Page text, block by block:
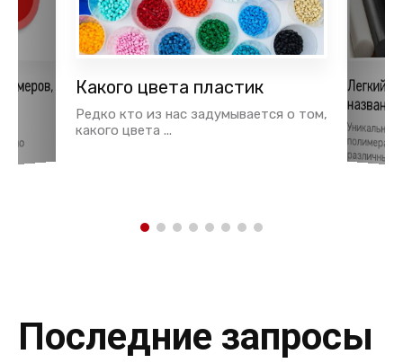
Какого цвета пластик
Редко кто из нас задумывается о том,
какого цвета ...
Легкий
названия
различных
Последние запросы